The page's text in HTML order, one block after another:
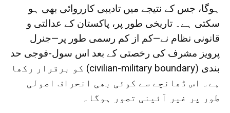
ہوگا، جس کے نتیجے میں تادیبی کارروائی بھی ہو
سکتی ہے۔ تاریخی طور پر، پاکستان کے عدالتی و
قانونی نظام نے—کم از کم رسمی طور پر—جنرل
پرویز مشرف کی رخصتی کے بعد اس سول-فوجی حد
بندی (civilian-military boundary) کو برقرار رکھا
ہے۔ اس ڈھانچے سے کوئی بھی انحراف اصولی
طور پر غیر آئینی تصور ہوگا۔